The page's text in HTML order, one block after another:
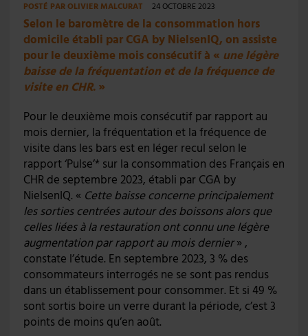
POSTÉ PAROLIVIER MALCURAT 24 OCTOBRE 2023
Selon le baromètre de la consommation hors
domicile établi par CGA by NielsenIQ, on assiste
pour le deuxième mois consécutif à « une légère
baisse de la fréquentation et de la fréquence de
visite en CHR. »
Pour le deuxième mois consécutif par rapport au
mois dernier, la fréquentation et la fréquence de
visite dans les bars est en léger recul selon le
rapport ‘Pulse’* sur la consommation des Français en
CHR de septembre 2023, établi par CGA by
NielsenIQ. « Cette baisse concerne principalement
les sorties centrées autour des boissons alors que
celles liées à la restauration ont connu une légère
augmentation par rapport au mois dernier» ,
constate l’étude. En septembre 2023, 3 % des
consommateurs interrogés ne se sont pas rendus
dans un établissement pour consommer. Et si 49 %
sont sortis boire un verre durant la période, c’est 3
points de moins qu’en août.